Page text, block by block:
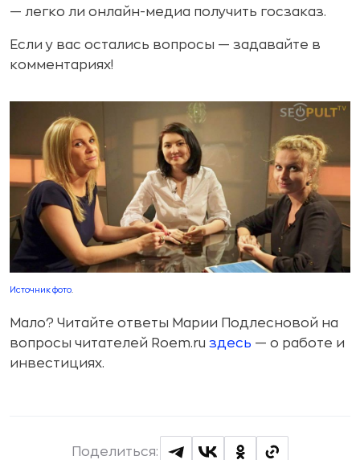
— легко ли онлайн-медиа получить госзаказ.
Если у вас остались вопросы — задавайте в
комментариях!
Источник фото.
Мало? Читайте ответы Марии Подлесновой на
вопросы читателей Roem.ru здесь — о работе и
инвестициях.
Поделиться: